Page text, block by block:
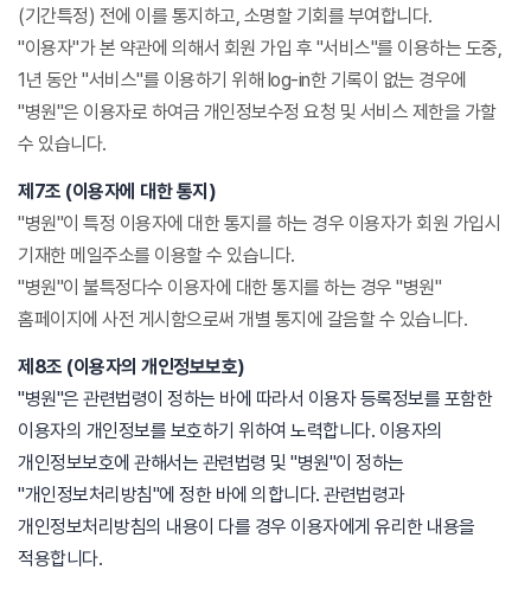
(기간특정) 전에 이를 통지하고, 소명할 기회를 부여합니다.
"이용자"가 본 약관에 의해서 회원 가입 후 "서비스"를 이용하는 도중,
1년 동안 "서비스"를 이용하기 위해 log-in한 기록이 없는 경우에
"병원"은 이용자로 하여금 개인정보수정 요청 및 서비스 제한을 가할
수 있습니다.
제7조 (이용자에 대한 통지)
"병원"이 특정 이용자에 대한 통지를 하는 경우 이용자가 회원 가입시
기재한 메일주소를 이용할 수 있습니다.
"병원"이 불특정다수 이용자에 대한 통지를 하는 경우 "병원"
홈페이지에 사전 게시함으로써 개별 통지에 갈음할 수 있습니다.
제8조 (이용자의 개인정보보호)
"병원"은 관련법령이 정하는 바에 따라서 이용자 등록정보를 포함한
이용자의 개인정보를 보호하기 위하여 노력합니다. 이용자의
개인정보보호에 관해서는 관련법령 및 "병원"이 정하는
"개인정보처리방침"에 정한 바에 의합니다. 관련법령과
개인정보처리방침의 내용이 다를 경우 이용자에게 유리한 내용을
적용합니다.